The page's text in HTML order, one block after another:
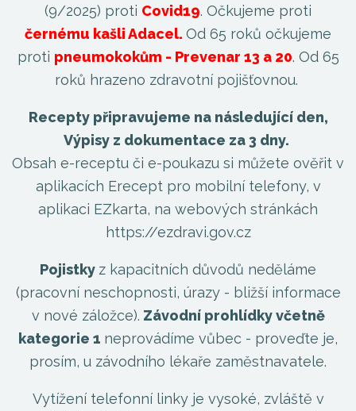
(9/2025) proti Covid19. Očkujeme proti
černému kašli Adacel. Od 65 roků očkujeme
proti pneumokokům - Prevenar 13 a 20. Od 65
roků hrazeno zdravotní pojišťovnou.
Recepty připravujeme na následující den,
Výpisy z dokumentace za 3 dny.
Obsah e-receptu či e-poukazu si můžete ověřit v
aplikacích Erecept pro mobilní telefony, v
aplikaci EZkarta, na webových stránkách
https://ezdravi.gov.cz
Pojistky z kapacitních důvodů neděláme
(pracovní neschopnosti, úrazy - bližší informace
v nové záložce). Závodní prohlídky včetně
kategorie 1 neprovádíme vůbec - proveďte je,
prosím, u závodního lékaře zaměstnavatele.
Vytížení telefonní linky je vysoké, zvláště v